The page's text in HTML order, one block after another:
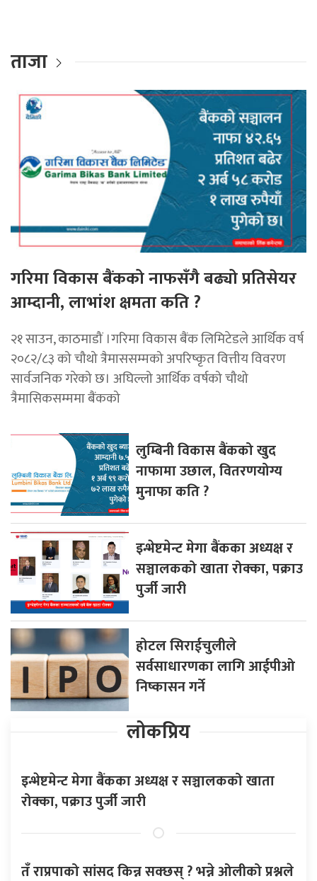
ताजा
गरिमा विकास बैंकको नाफसँगै बढ्यो प्रतिसेयर
आम्दानी, लाभांश क्षमता कति ?
२१ साउन, काठमाडौं ।गरिमा विकास बैंक लिमिटेडले आर्थिक वर्ष
२०८२/८३ को चौथो त्रैमाससम्मको अपरिष्कृत वित्तीय विवरण
सार्वजनिक गरेको छ। अघिल्लो आर्थिक वर्षको चौथो
त्रैमासिकसम्ममा बैंकको
लुम्बिनी विकास बैंकको खुद
नाफामा उछाल, वितरणयोग्य
मुनाफा कति ?
इन्भेष्टमेन्ट मेगा बैंकका अध्यक्ष र
सञ्चालकको खाता रोक्का, पक्राउ
पुर्जी जारी
होटल सिराईचुलीले
सर्वसाधारणका लागि आईपीओ
निष्कासन गर्ने
लोकप्रिय
इन्भेष्टमेन्ट मेगा बैंकका अध्यक्ष र सञ्चालकको खाता
रोक्का, पक्राउ पुर्जी जारी
तँ राप्रपाको सांसद किन्न सक्छस् ? भन्ने ओलीको प्रश्नले